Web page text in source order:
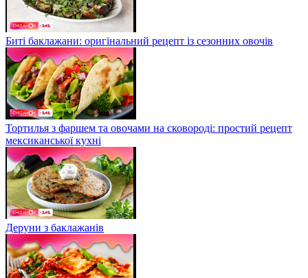
Биті баклажани: оригінальний рецепт із сезонних овочів
Тортилья з фаршем та овочами на сковороді: простий рецепт
мексиканської кухні
Деруни з баклажанів